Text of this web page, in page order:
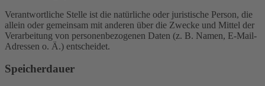
Verantwortliche Stelle ist die natürliche oder juristische Person, die
allein oder gemeinsam mit anderen über die Zwecke und Mittel der
Verarbeitung von personenbezogenen Daten (z. B. Namen, E-Mail-
Adressen o. Ä.) entscheidet.
Speicherdauer